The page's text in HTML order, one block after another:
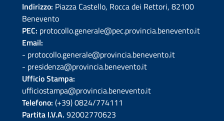
Indirizzo: Piazza Castello, Rocca dei Rettori, 82100
Benevento
PEC: protocollo.generale@pec.provincia.benevento.it
Email:
- protocollo.generale@provincia.benevento.it
- presidenza@provincia.benevento.it
Ufficio Stampa:
ufficiostampa@provincia.benevento.it
Telefono: (+39) 0824/774111
Partita I.V.A. 92002770623